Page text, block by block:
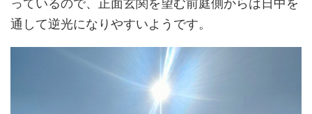
通して逆光になりやすいようです。